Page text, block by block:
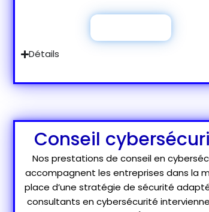
Détails
Conseil
Nos prestations de conseil en
accompagnent les entreprises dans la
place d’une stratégie de sécurité
consultants en cybersécurité